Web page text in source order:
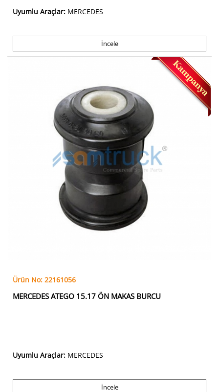
Uyumlu Araçlar: MERCEDES
İncele
Ürün No: 22161056
MERCEDES ATEGO 15.17 ÖN MAKAS BURCU
Uyumlu Araçlar: MERCEDES
İncele